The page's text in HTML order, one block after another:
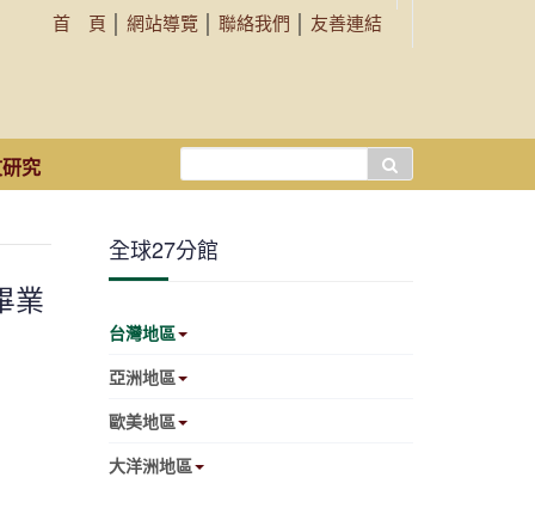
首 頁 網站導覽 聯絡我們 友善連結
究
尋...
業
全球27分館
台灣地區
亞洲地區
歐美地區
大洋洲地區